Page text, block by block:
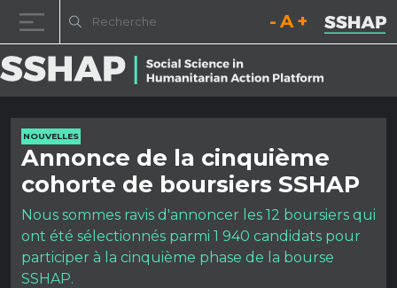
Diminuez la taille de la
Réinitialisez la
NOUVELLES
Annonce de la cinquième
cohorte de boursiers SSHAP
Nous sommes ravis d'annoncer les 12 boursiers qui
ont été sélectionnés parmi 1 940 candidats pour
participer à la cinquième phase de la bourse
SSHAP.